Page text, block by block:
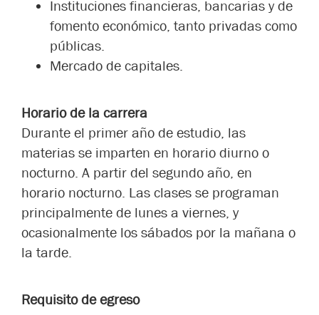
Instituciones financieras, bancarias y de
fomento económico, tanto privadas como
públicas.
Mercado de capitales.
Horario de la carrera
Durante el primer año de estudio, las
materias se imparten en horario diurno o
nocturno. A partir del segundo año, en
horario nocturno. Las clases se programan
principalmente de lunes a viernes, y
ocasionalmente los sábados por la mañana o
la tarde.
Requisito de egreso